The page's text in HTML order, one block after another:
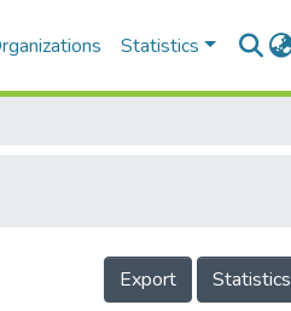
Statistics
Export Statistics